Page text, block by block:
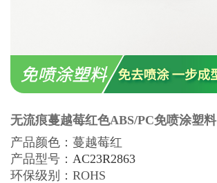
无流痕蔓越莓红色ABS/PC免喷涂塑料
产品颜色：蔓越莓红
产品型号： AC23R2863
环保级别： ROHS